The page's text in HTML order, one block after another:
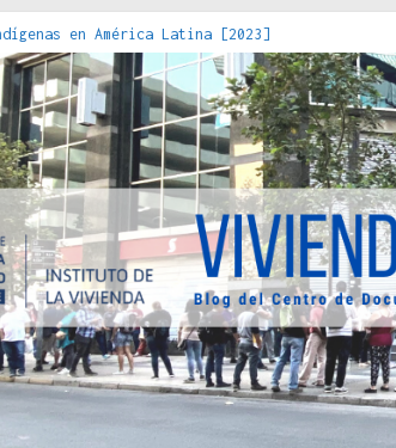
en América Latina [2023]
la espacialización de los Estados :
choca con el acero : hacia una teoría
para una vivienda adecuada [2019]
de la Caja del Seguro Obrero en